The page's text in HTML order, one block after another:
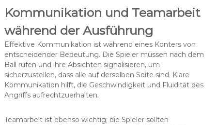
Kommunikation und Teamarbeit
während der Ausführung
Effektive Kommunikation ist während eines Konters von
entscheidender Bedeutung. Die Spieler müssen nach dem
Ball rufen und ihre Absichten signalisieren, um
sicherzustellen, dass alle auf derselben Seite sind. Klare
Kommunikation hilft, die Geschwindigkeit und Fluidität des
Angriffs aufrechtzuerhalten.
Teamarbeit ist ebenso wichtig; die Spieler sollten